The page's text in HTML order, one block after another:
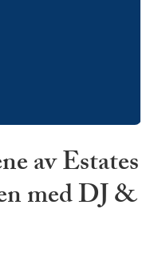
av Estates
med DJ &